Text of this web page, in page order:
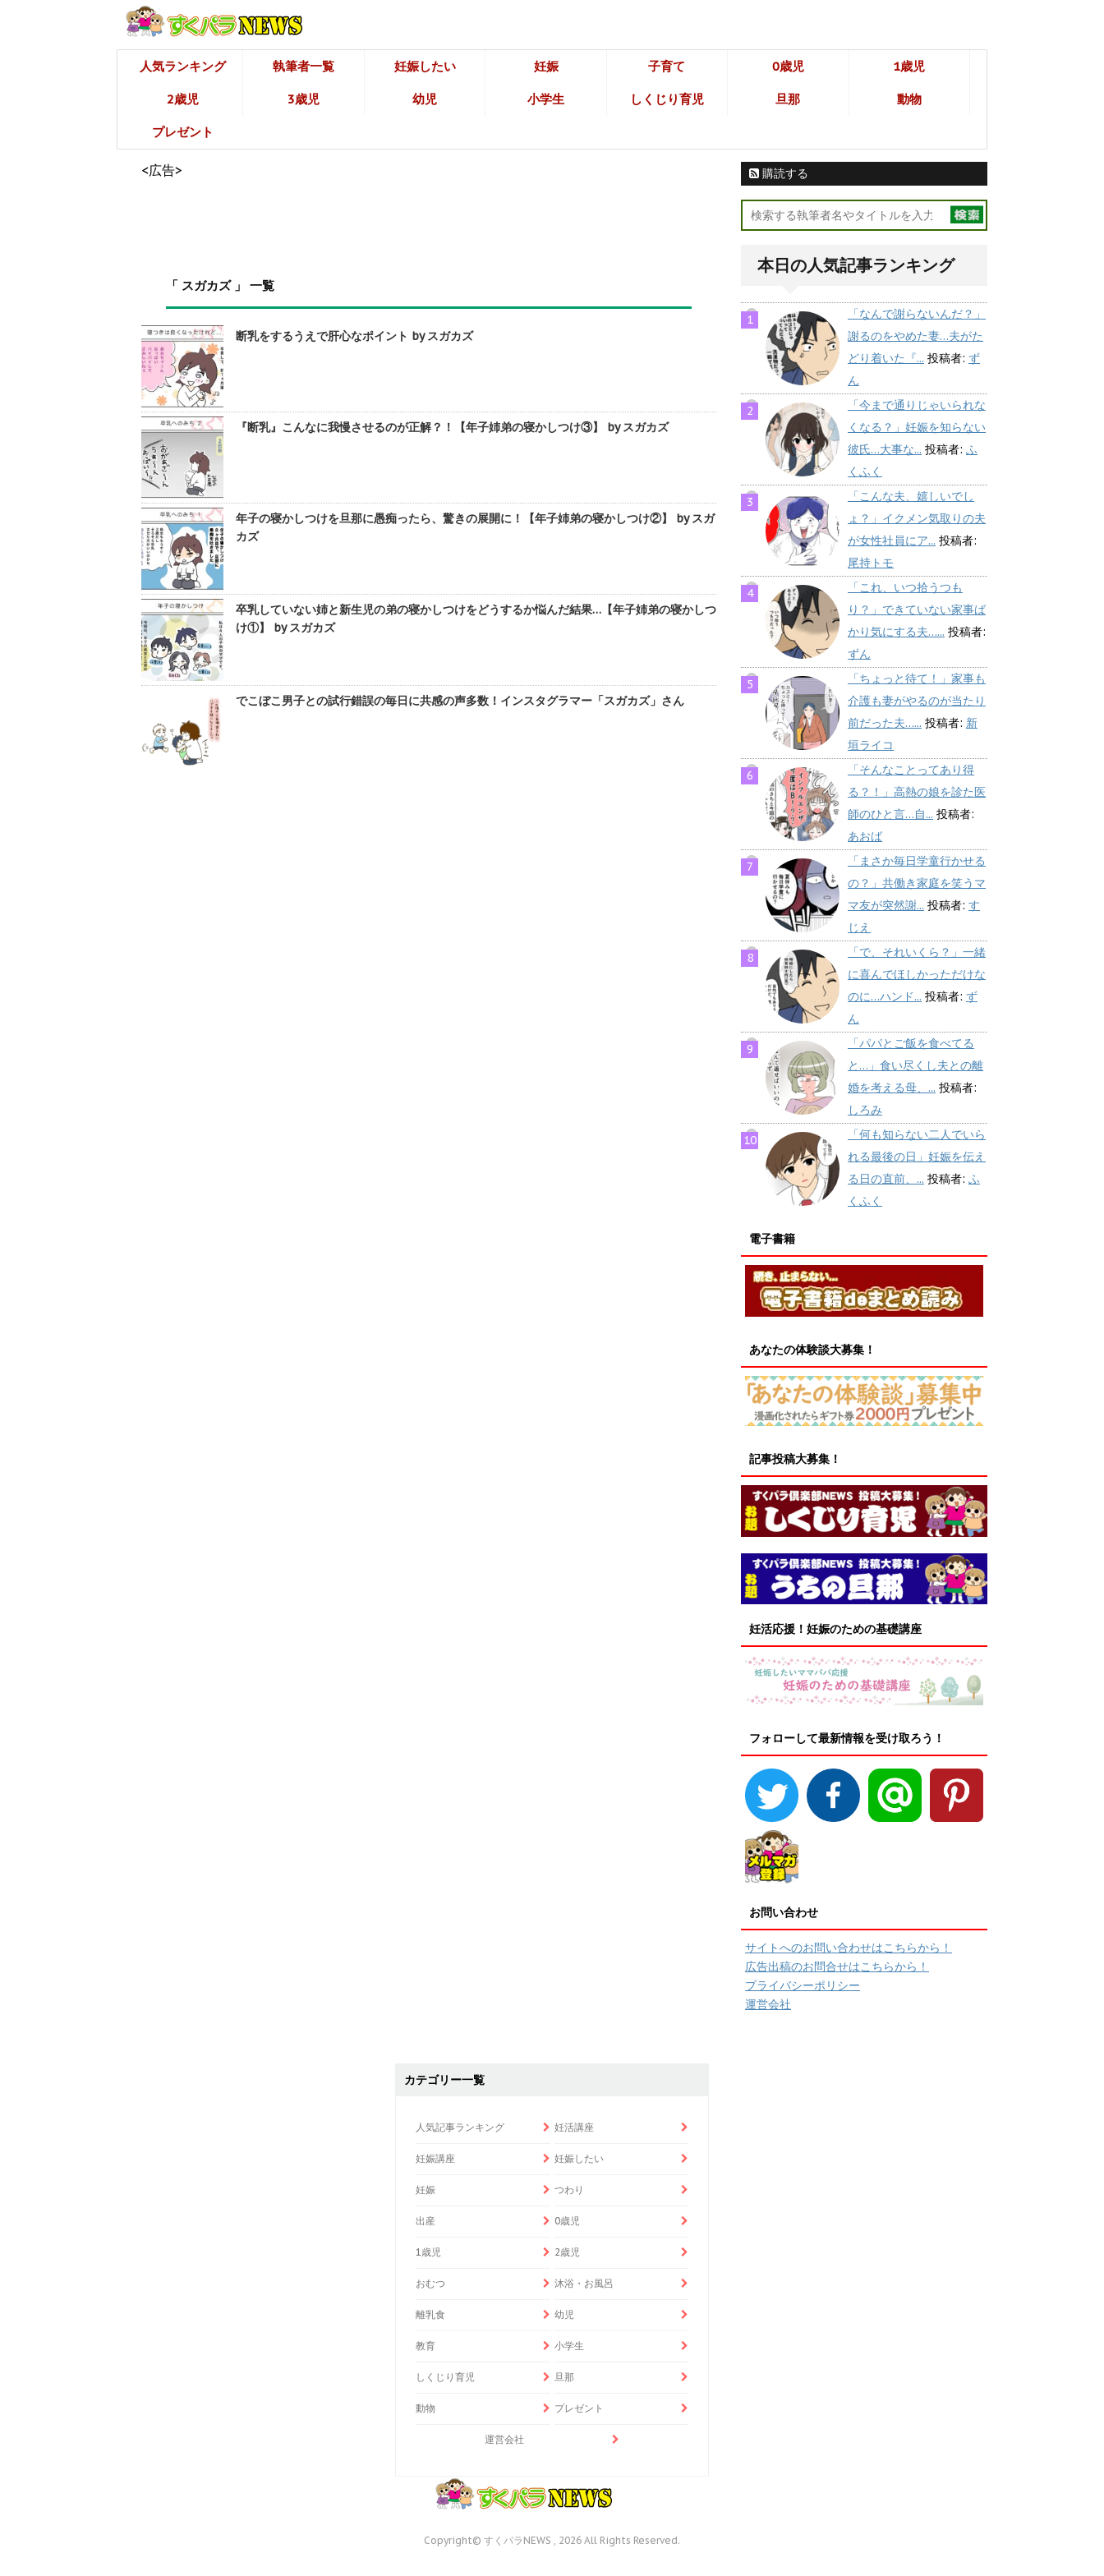
人気ランキング 執筆者一覧 妊娠したい 妊娠 子育て 0歳児 1歳児
2歳児 3歳児 幼児 小学生 しくじり育児 旦那 動物
プレゼント
<広告>
「 スガカズ 」 一覧
断乳をするうえで肝心なポイント by スガカズ
『断乳』こんなに我慢させるのが正解？！【年子姉弟の寝かしつけ③】 by スガカズ
年子の寝かしつけを旦那に愚痴ったら、驚きの展開に！【年子姉弟の寝かしつけ②】 by スガ
カズ
卒乳していない姉と新生児の弟の寝かしつけをどうするか悩んだ結果…【年子姉弟の寝かしつ
け①】 by スガカズ
でこぼこ男子との試行錯誤の毎日に共感の声多数！インスタグラマー「スガカズ」さん
購読する
本日の人気記事ランキング
「なんで謝らないんだ？」
謝るのをやめた妻…夫がた
どり着いた『... 投稿者: ず
ん
「今まで通りじゃいられな
くなる？」妊娠を知らない
彼氏…大事な... 投稿者: ふ
くふく
「こんな夫、嬉しいでし
ょ？」イクメン気取りの夫
が女性社員にア... 投稿者:
尾持トモ
「これ、いつ拾うつも
り？」できていない家事ば
かり気にする夫…... 投稿者:
ずん
「ちょっと待て！」家事も
介護も妻がやるのが当たり
前だった夫…... 投稿者: 新
垣ライコ
「そんなことってあり得
る？！」高熱の娘を診た医
師のひと言…自... 投稿者:
あおば
「まさか毎日学童行かせる
の？」共働き家庭を笑うマ
マ友が突然謝... 投稿者: す
じえ
「で、それいくら？」一緒
に喜んでほしかっただけな
のに…ハンド... 投稿者: ず
ん
「パパとご飯を食べてる
と…」食い尽くし夫との離
婚を考える母、... 投稿者:
しろみ
「何も知らない二人でいら
れる最後の日」妊娠を伝え
る日の直前、... 投稿者: ふ
くふく
電子書籍
あなたの体験談大募集！
記事投稿大募集！
妊活応援！妊娠のための基礎講座
フォローして最新情報を受け取ろう！
お問い合わせ
サイトへのお問い合わせはこちらから！
広告出稿のお問合せはこちらから！
プライバシーポリシー
運営会社
カテゴリー一覧
人気記事ランキング 妊活講座
妊娠講座 妊娠したい
妊娠 つわり
出産 0歳児
1歳児 2歳児
おむつ 沐浴・お風呂
離乳食 幼児
教育 小学生
しくじり育児 旦那
動物 プレゼント
運営会社
Copyright© すくパラNEWS , 2026 All Rights Reserved.